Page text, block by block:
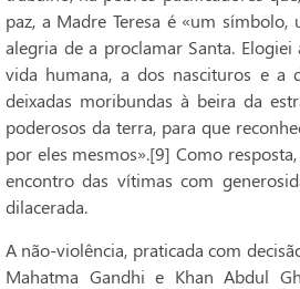
paz, a Madre Teresa é «um
alegria de a proclamar Santa.
vida humana, a dos nascituros e a
deixadas moribundas à beira da
poderosos da terra, para que
por eles mesmos».[9] Como
encontro das vítimas com
dilacerada.
A não-violência, praticada com
Mahatma Gandhi e Khan Abdul